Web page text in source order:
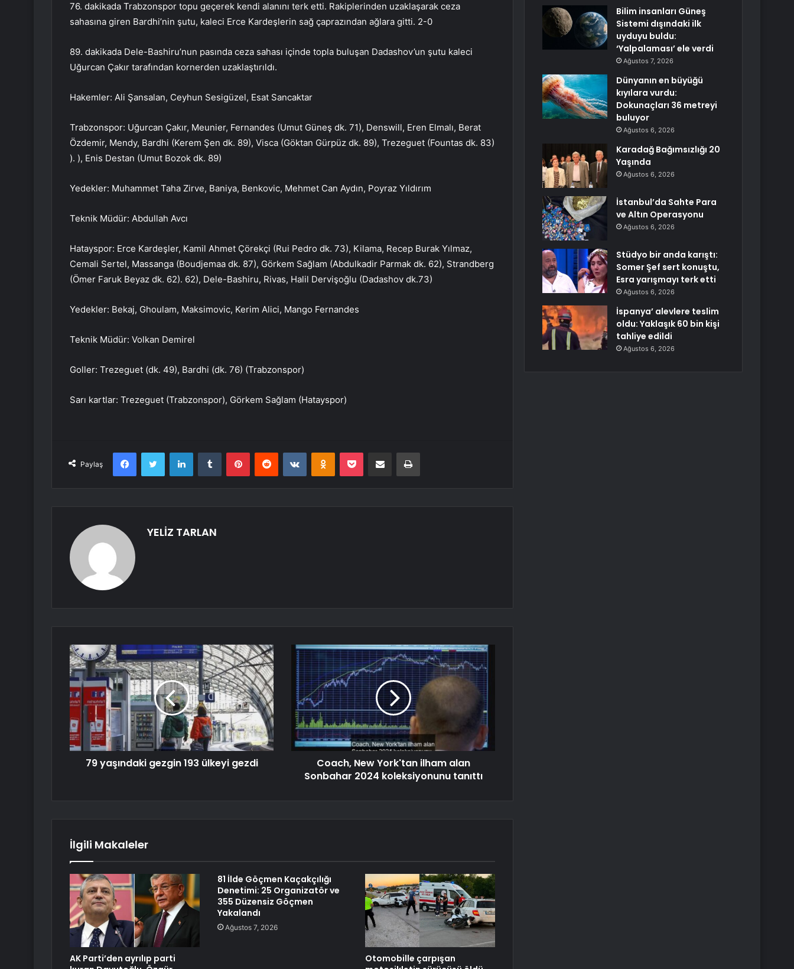
76. dakikada Trabzonspor topu geçerek kendi alanını terk etti. Rakiplerinden uzaklaşarak ceza
sahasına giren Bardhi’nin şutu, kaleci Erce Kardeşlerin sağ çaprazından ağlara gitti. 2-0
89. dakikada Dele-Bashiru’nun pasında ceza sahası içinde topla buluşan Dadashov’un şutu kaleci
Uğurcan Çakır tarafından kornerden uzaklaştırıldı.
Hakemler: Ali Şansalan, Ceyhun Sesigüzel, Esat Sancaktar
Trabzonspor: Uğurcan Çakır, Meunier, Fernandes (Umut Güneş dk. 71), Denswill, Eren Elmalı, Berat
Özdemir, Mendy, Bardhi (Kerem Şen dk. 89), Visca (Göktan Gürpüz dk. 89), Trezeguet (Fountas dk. 83)
). ), Enis Destan (Umut Bozok dk. 89)
Yedekler: Muhammet Taha Zirve, Baniya, Benkovic, Mehmet Can Aydın, Poyraz Yıldırım
Teknik Müdür: Abdullah Avcı
Hatayspor: Erce Kardeşler, Kamil Ahmet Çörekçi (Rui Pedro dk. 73), Kilama, Recep Burak Yılmaz,
Cemali Sertel, Massanga (Boudjemaa dk. 87), Görkem Sağlam (Abdulkadir Parmak dk. 62), Strandberg
(Ömer Faruk Beyaz dk. 62). 62), Dele-Bashiru, Rivas, Halil Dervişoğlu (Dadashov dk.73)
Yedekler: Bekaj, Ghoulam, Maksimovic, Kerim Alici, Mango Fernandes
Teknik Müdür: Volkan Demirel
Goller: Trezeguet (dk. 49), Bardhi (dk. 76) (Trabzonspor)
Sarı kartlar: Trezeguet (Trabzonspor), Görkem Sağlam (Hatayspor)
Paylaş
FacebookTwitter LinkedInTumblr PinterestReddit VKontakteOdnoklassniki
Pocket E-Posta ile paylaş Yazdır
YELİZ TARLAN
79 yaşındaki gezgin 193 ülkeyi gezdi
Coach, New York'tan ilham alan
Sonbahar 2024 koleksiyonunu tanıttı
İlgili Makaleler
AK Parti’den ayrılıp parti
81 İlde Göçmen Kaçakçılığı
Denetimi: 25 Organizatör ve
355 Düzensiz Göçmen
Yakalandı
Ağustos 7, 2026
Otomobille çarpışan
Bilim insanları Güneş
Sistemi dışındaki ilk
uyduyu buldu:
‘Yalpalaması’ ele verdi
Ağustos 7, 2026
Dünyanın en büyüğü
kıyılara vurdu:
Dokunaçları 36 metreyi
buluyor
Ağustos 6, 2026
Karadağ Bağımsızlığı 20
Yaşında
Ağustos 6, 2026
İstanbul’da Sahte Para
ve Altın Operasyonu
Ağustos 6, 2026
Stüdyo bir anda karıştı:
Somer Şef sert konuştu,
Esra yarışmayı terk etti
Ağustos 6, 2026
İspanya’ alevlere teslim
oldu: Yaklaşık 60 bin kişi
tahliye edildi
Ağustos 6, 2026